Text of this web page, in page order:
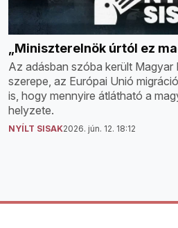
„Miniszterelnök úrtól ez
Az adásban szóba került Magyar
szerepe, az Európai Unió
is, hogy mennyire átlátható a
helyzete.
NYÍLT SISAK2026. jún. 12. 18:12